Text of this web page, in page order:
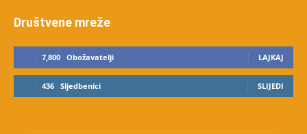
Društvene mreže
7,800 Obožavatelji LAJKAJ
436 Sljedbenici SLIJEDI